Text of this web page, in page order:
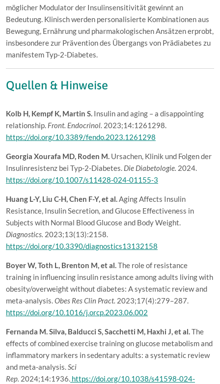
möglicher Modulator der Insulinsensitivität gewinnt an
Bedeutung. Klinisch werden personalisierte Kombinationen aus
Bewegung, Ernährung und pharmakologischen Ansätzen erprobt,
insbesondere zur Prävention des Übergangs von Prädiabetes zu
manifestem Typ-2-Diabetes.
Quellen & Hinweise
Kolb H, Kempf K, Martin S. Insulin and aging – a disappointing
relationship. Front. Endocrinol. 2023;14:1261298.
https://doi.org/10.3389/fendo.2023.1261298
Georgia Xourafa MD, Roden M. Ursachen, Klinik und Folgen der
Insulinresistenz bei Typ-2-Diabetes. Die Diabetologie. 2024.
https://doi.org/10.1007/s11428-024-01155-3
Huang L-Y, Liu C-H, Chen F-Y, et al.Aging Affects Insulin
Resistance, Insulin Secretion, and Glucose Effectiveness in
Subjects with Normal Blood Glucose and Body Weight.
Diagnostics. 2023;13(13):2158.
https://doi.org/10.3390/diagnostics13132158
Boyer W, Toth L, Brenton M, et al.The role of resistance
training in influencing insulin resistance among adults living with
obesity/overweight without diabetes: A systematic review and
meta-analysis.Obes Res Clin Pract. 2023;17(4):279–287.
https://doi.org/10.1016/j.orcp.2023.06.002
Fernanda M. Silva, Balducci S, Sacchetti M, Haxhi J, et al.The
effects of combined exercise training on glucose metabolism and
inflammatory markers in sedentary adults: a systematic review
and meta-analysis.Sci
Rep. 2024;14:1936. https://doi.org/10.1038/s41598-024-